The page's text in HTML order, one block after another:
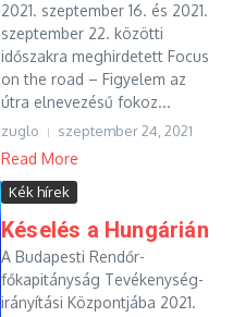
2021. szeptember 16. és 2021.
szeptember 22. közötti
időszakra meghirdetett Focus
on the road – Figyelem az
útra elnevezésű fokoz...
zuglo szeptember 24, 2021
Read More
Kék hírek
Késelés a Hungárián
A Budapesti Rendőr-
főkapitányság Tevékenység-
irányítási Központjába 2021.